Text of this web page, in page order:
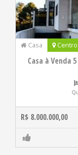
Casa Centro
Casa à Venda
R$ 8.000.000,00